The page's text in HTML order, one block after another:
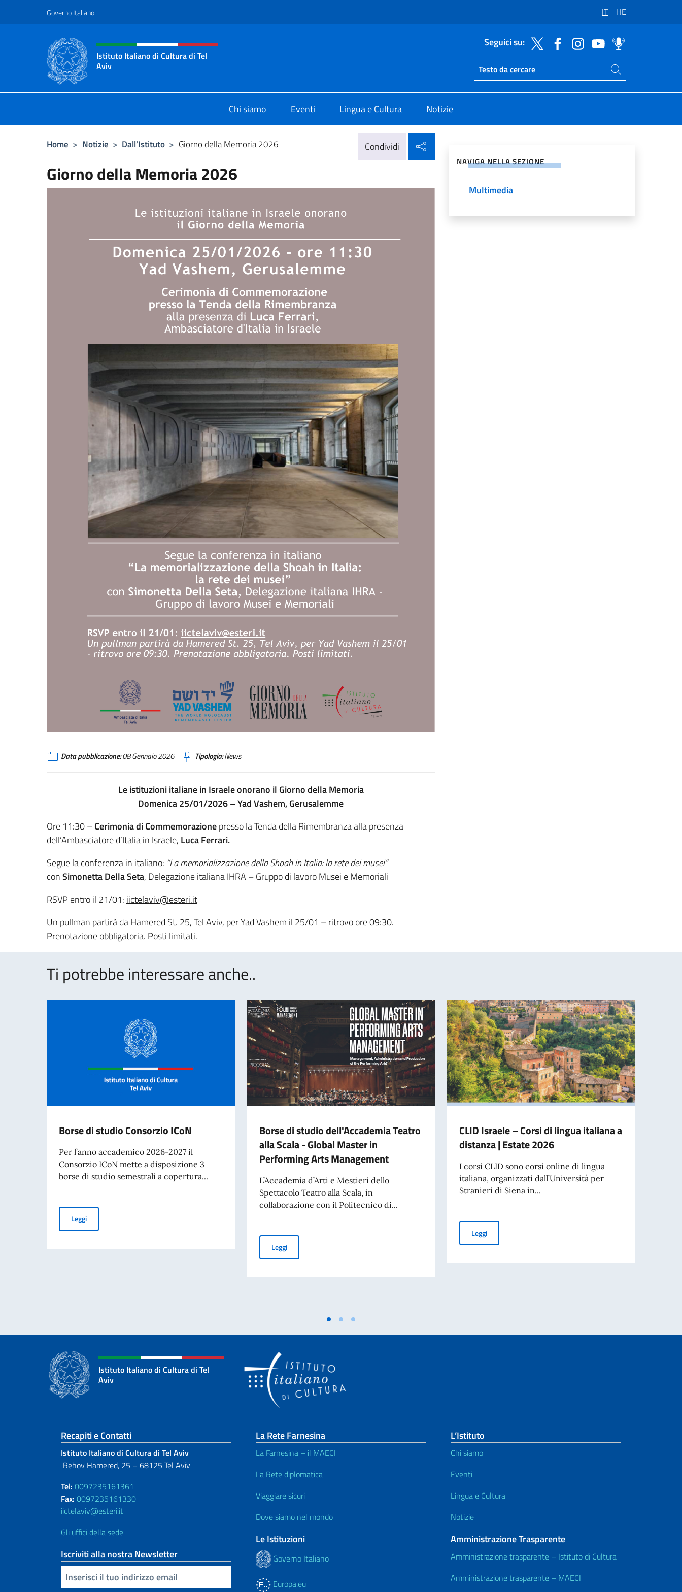
Governo Italiano IT HE
Intestazione sito, social e menù
Istituto Italiano di Cultura di Tel
Aviv
Seguici su:
Ricerca sito live
Cerca nel sito
Chi siamo Eventi Lingua e Cultura Notizie
Home > Notizie > Dall’Istituto > Giorno della Memoria 2026 Condividi
Giorno della Memoria 2026
Data pubblicazione:08 Gennaio 2026 Tipologia:News
Le istituzioni italiane in Israele onorano il Giorno della Memoria
Domenica 25/01/2026– Yad Vashem, Gerusalemme
Ore 11:30 –Cerimonia di Commemorazionepresso la Tenda della Rimembranza alla presenza
dell’Ambasciatore d’Italia in Israele, Luca Ferrari.
Segue la conferenza in italiano: “La memorializzazione della Shoah in Italia:la rete dei musei”
conSimonettaDellaSeta, Delegazione italiana IHRA – Gruppo di lavoro Musei e Memoriali
RSVP entro il 21/01: iictelaviv@esteri.it
Un pullman partirà da Hamered St. 25, Tel Aviv, per Yad Vashem il 25/01 – ritrovo ore 09:30.
Prenotazione obbligatoria. Posti limitati.
NAVIGA NELLA SEZIONE
Multimedia
Ti potrebbe interessare anche..
Borse di studio Consorzio ICoN
Per l’anno accademico 2026-2027 il
Consorzio ICoN mette a disposizione 3
borse di studio semestrali a copertura...
LeggiBorse di studio Consorzio ICoN
Borse di studio dell'Accademia Teatro
alla Scala - Global Master in
Performing Arts Management
L’Accademia d’Arti e Mestieri dello
Spettacolo Teatro alla Scala, in
collaborazione con il Politecnico di...
LeggiBorse di studio dell'Accademia Teatro alla Scala - Global Master in Performing Arts Management
CLID Israele – Corsi di lingua italiana a
distanza | Estate 2026
I corsi CLID sono corsi online di lingua
italiana, organizzati dall’Università per
Stranieri di Siena in...
LeggiCLID Israele – Corsi di lingua italiana a distanza | Estate 2026
Istituto Italiano di Cultura di Tel
Aviv
Sezione footer
Recapiti e Contatti
Istituto Italiano di Cultura di Tel Aviv
Rehov Hamered, 25 – 68125 Tel Aviv
Tel: 0097235161361
Fax: 0097235161330
iictelaviv@esteri.it
Gli uffici della sede
Iscriviti alla nostra Newsletter
Inserisci la tua email
La Rete Farnesina
La Farnesina – il MAECI
La Rete diplomatica
Viaggiare sicuri
Dove siamo nel mondo
Le Istituzioni
Governo Italiano
Europa.eu
L’Istituto
Chi siamo
Eventi
Lingua e Cultura
Notizie
Amministrazione Trasparente
Amministrazione trasparente – Istituto di Cultura
Amministrazione trasparente – MAECI